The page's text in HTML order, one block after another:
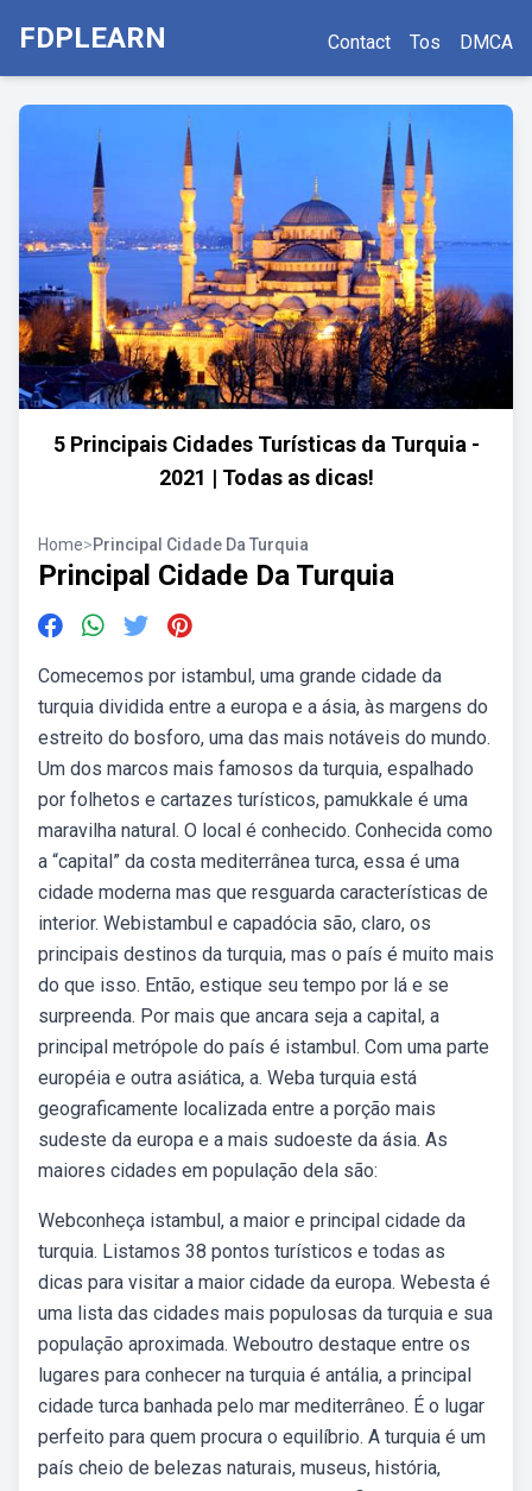
FDPLEARN Contact Tos DMCA
5 Principais Cidades Turísticas da Turquia -
2021 | Todas as dicas!
Home>Principal Cidade Da Turquia
Principal Cidade Da Turquia
Comecemos por istambul, uma grande cidade da
turquia dividida entre a europa e a ásia, às margens do
estreito do bosforo, uma das mais notáveis do mundo.
Um dos marcos mais famosos da turquia, espalhado
por folhetos e cartazes turísticos, pamukkale é uma
maravilha natural. O local é conhecido. Conhecida como
a “capital” da costa mediterrânea turca, essa é uma
cidade moderna mas que resguarda características de
interior. Webistambul e capadócia são, claro, os
principais destinos da turquia, mas o país é muito mais
do que isso. Então, estique seu tempo por lá e se
surpreenda. Por mais que ancara seja a capital, a
principal metrópole do país é istambul. Com uma parte
européia e outra asiática, a. Weba turquia está
geograficamente localizada entre a porção mais
sudeste da europa e a mais sudoeste da ásia. As
maiores cidades em população dela são:
Webconheça istambul, a maior e principal cidade da
turquia. Listamos 38 pontos turísticos e todas as
dicas para visitar a maior cidade da europa. Webesta é
uma lista das cidades mais populosas da turquia e sua
população aproximada. Weboutro destaque entre os
lugares para conhecer na turquia é antália, a principal
cidade turca banhada pelo mar mediterrâneo. É o lugar
perfeito para quem procura o equilíbrio. A turquia é um
país cheio de belezas naturais, museus, história,